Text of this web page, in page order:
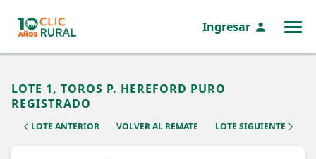
Ingresar
LOTE 1, TOROS P. HEREFORD PURO
REGISTRADO
LOTE ANTERIOR VOLVER AL REMATE LOTE SIGUIENTE